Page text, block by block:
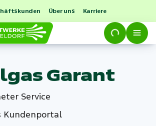
Über uns Karriere
Garant
Service
Kundenportal